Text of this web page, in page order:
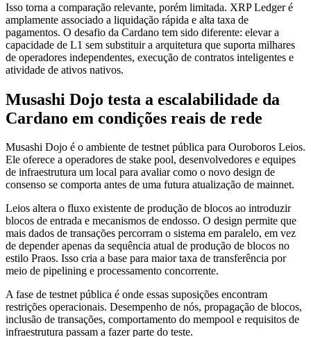
Isso torna a comparação relevante, porém limitada. XRP Ledger é
amplamente associado a liquidação rápida e alta taxa de
pagamentos. O desafio da Cardano tem sido diferente: elevar a
capacidade de L1 sem substituir a arquitetura que suporta milhares
de operadores independentes, execução de contratos inteligentes e
atividade de ativos nativos.
Musashi Dojo testa a escalabilidade da
Cardano em condições reais de rede
Musashi Dojo é o ambiente de testnet pública para Ouroboros Leios.
Ele oferece a operadores de stake pool, desenvolvedores e equipes
de infraestrutura um local para avaliar como o novo design de
consenso se comporta antes de uma futura atualização de mainnet.
Leios altera o fluxo existente de produção de blocos ao introduzir
blocos de entrada e mecanismos de endosso. O design permite que
mais dados de transações percorram o sistema em paralelo, em vez
de depender apenas da sequência atual de produção de blocos no
estilo Praos. Isso cria a base para maior taxa de transferência por
meio de pipelining e processamento concorrente.
A fase de testnet pública é onde essas suposições encontram
restrições operacionais. Desempenho de nós, propagação de blocos,
inclusão de transações, comportamento do mempool e requisitos de
infraestrutura passam a fazer parte do teste.